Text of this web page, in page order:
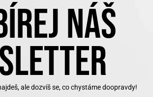
NÁŠ
ale dozvíš se, co chystáme doopravdy!